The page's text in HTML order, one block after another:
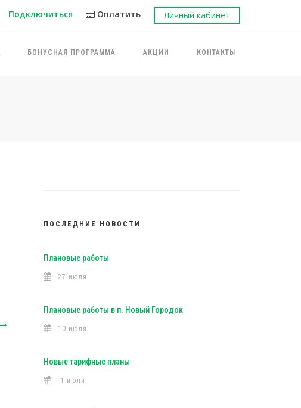
Подключиться Оплатить Личный кабинет
БОНУСНАЯ ПРОГРАММА АКЦИИ КОНТАКТЫ
ПОСЛЕДНИЕ НОВОСТИ
Плановые работы
27 июля
Плановые работы в п. Новый Городок
10 июля
Новые тарифные планы
1 июля